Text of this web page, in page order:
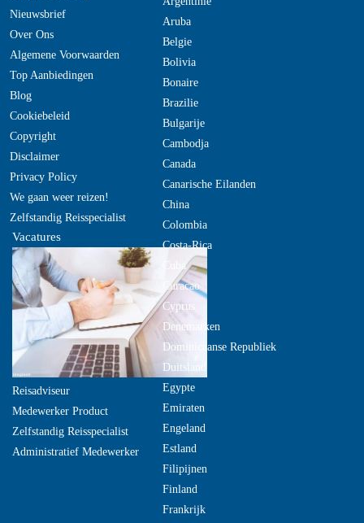
Nieuwsbrief
Over Ons
Algemene Voorwaarden
Top Aanbiedingen
Blog
Cookiebeleid
Copyright
Disclaimer
Privacy Policy
We gaan weer reizen!
Zelfstandig Reisspecialist
Vacatures
Reisadviseur
Medewerker Product
Zelfstandig Reisspecialist
Administratief Medewerker
Aruba
Belgie
Bolivia
Bonaire
Brazilie
Bulgarije
Cambodja
Canada
Canarische Eilanden
China
Colombia
Costa-Rica
Cuba
Curacao
Cyprus
Denemarken
Dominicaanse Republiek
Duitsland
Egypte
Emiraten
Engeland
Estland
Filipijnen
Finland
Frankrijk